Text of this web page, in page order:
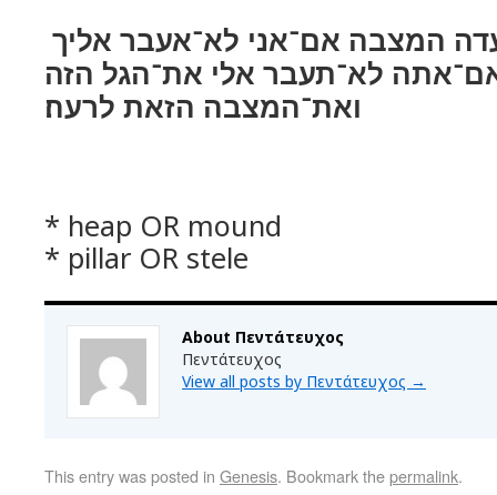
לא־תעבר אלי את־הגל הזה
ואת־המצבה הזאת לרעה׃
* heap OR mound
* pillar OR stele
About Πεντάτευχος
Πεντάτευχος
View all posts by Πεντάτευχος →
This entry was posted in Genesis. Bookmark thepermalink.